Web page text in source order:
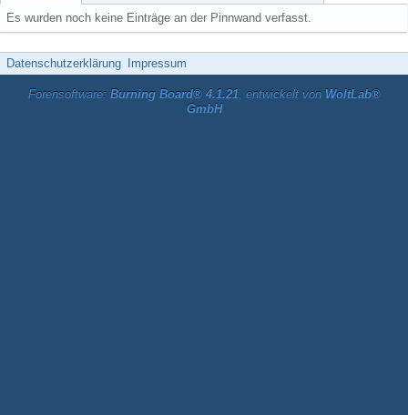
Es wurden noch keine Einträge an der Pinnwand verfasst.
Datenschutzerklärung Impressum
Forensoftware: Burning Board® 4.1.21, entwickelt von WoltLab®
GmbH